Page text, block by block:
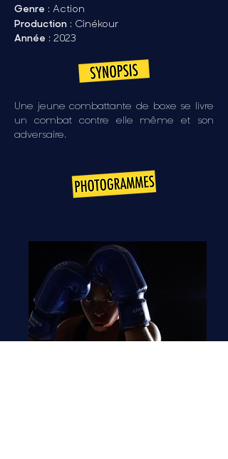
Genre : Action
Production : Cinékour
Année : 2023
Une jeune combattante de boxe se livre
un combat contre elle même et son
adversaire.